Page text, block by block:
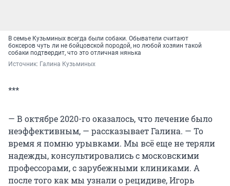
В семье Кузьминых всегда были собаки. Обыватели считают
боксеров чуть ли не бойцовской породой, но любой хозяин такой
собаки подтвердит, что это отличная нянька
Источник: Галина Кузьминых
***
— В октябре 2020-го оказалось, что лечение было
неэффективным, — рассказывает Галина. — То
время я помню урывками. Мы всё еще не теряли
надежды, консультировались с московскими
профессорами, с зарубежными клиниками. А
после того как мы узнали о рецидиве, Игорь